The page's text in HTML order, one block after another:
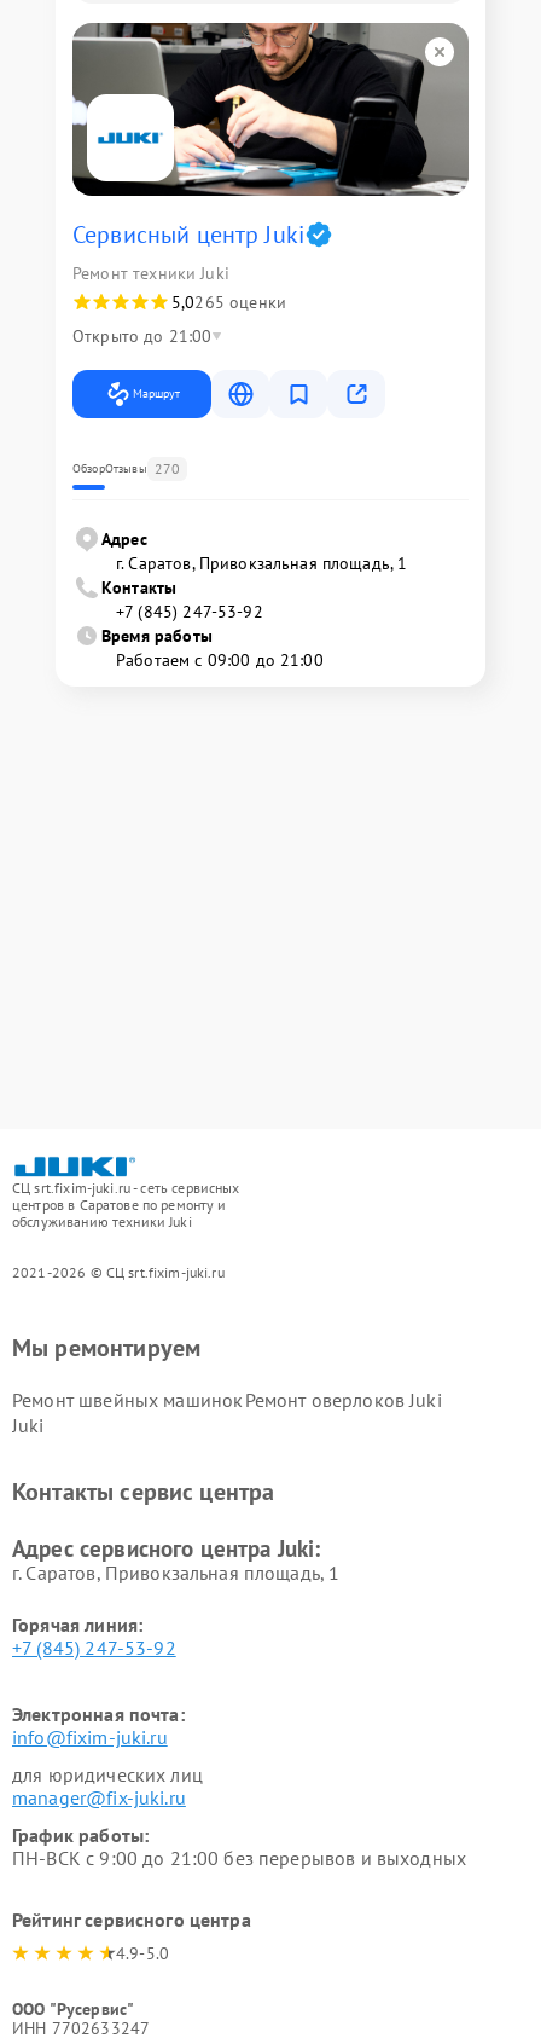
Сервисный центр Juki
Ремонт техники Juki
5,0265 оценки
Открыто до 21:00
Маршрут
ОбзорОтзывы 270
Адрес
г. Саратов, Привокзальная площадь, 1
Контакты
+7 (845) 247-53-92
Время работы
Работаем с 09:00 до 21:00
СЦ srt.fixim-juki.ru - сеть сервисных
центров в Саратове по ремонту и
обслуживанию техники Juki
2021-2026 © СЦ srt.fixim-juki.ru
Мы ремонтируем
Ремонт швейных машинок
Juki
Ремонт оверлоков Juki
Контакты сервис центра
Адрес сервисного центра Juki:
г. Саратов, Привокзальная площадь, 1
Горячая линия:
+7 (845) 247-53-92
Электронная почта:
info@fixim-juki.ru
для юридических лиц
manager@fix-juki.ru
График работы:
ПН-ВСК с 9:00 до 21:00 без перерывов и выходных
Рейтинг сервисного центра
4.9-5.0
ООО "Русервис"
ИНН 7702633247